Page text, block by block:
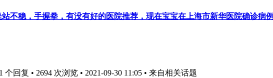
不稳，手握拳，有没有好的医院推荐，现在宝宝在上海市新华医院确诊病例
个回复 • 2694 次浏览 • 2021-09-30 11:05 • 来自相关话题